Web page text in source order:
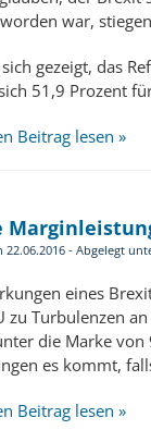
war,
gezeigt, das
51,9 Prozent
Beitrag lesen »
- Abgelegt
eines
zu Turbulenzen
die Marke von
es kommt,
Beitrag lesen »